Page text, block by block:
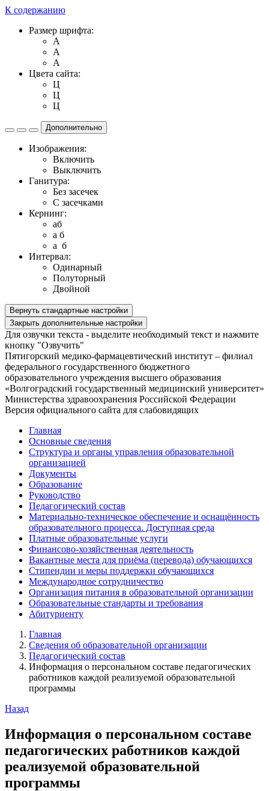
К содержанию
Размер шрифта:
A
A
A
Цвета сайта:
Ц
Ц
Ц
Дополнительно
Изображения:
Включить
Выключить
Ганитура:
Без засечек
С засечками
Кернинг:
aб
a б
a б
Интервал:
Одинарный
Полуторный
Двойной
Вернуть стандартные настройки
Закрыть дополнительные настройки
Для озвучки текста - выделите необходимый текст и нажмите
кнопку "Озвучить"
Пятигорский медико-фармацевтический институт – филиал
федерального государственного бюджетного
образовательного учреждения высшего образования
«Волгоградский государственный медицинский университет»
Министерства здравоохранения Российской Федерации
Версия официального сайта для слабовидящих
Главная
Основные сведения
Структура и органы управления образовательной
организацией
Документы
Образование
Руководство
Педагогический состав
Материально-техническое обеспечение и оснащённость
образовательного процесса. Доступная среда
Платные образовательные услуги
Финансово-хозяйственная деятельность
Вакантные места для приёма (перевода) обучающихся
Стипендии и меры поддержки обучающихся
Международное сотрудничество
Организация питания в образовательной организации
Образовательные стандарты и требования
Абитуриенту
Главная
Сведения об образовательной организации
Педагогический состав
Информация о персональном составе педагогических
работников каждой реализуемой образовательной
программы
Назад
Информация о персональном составе
педагогических работников каждой
реализуемой образовательной
программы